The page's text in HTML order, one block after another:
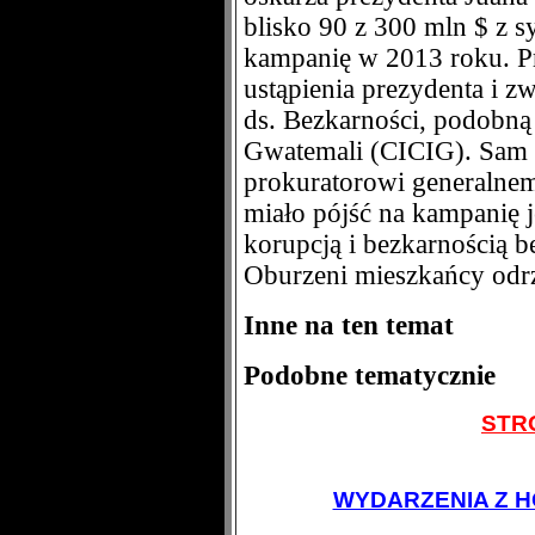
blisko 90 z 300 mln $ z
kampanię w 2013 roku.
ustąpienia prezydenta i
ds. Bezkarności,
Gwatemali (CICIG). Sam
prokuratorowi
miało pójść na kampanię
korupcją i bezkarnością
Oburzeni mieszkańcy
Inne na ten temat
Podobne tematycznie
WYDARZENIA Z